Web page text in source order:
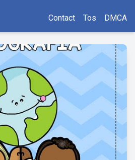
Contact Tos DMCA